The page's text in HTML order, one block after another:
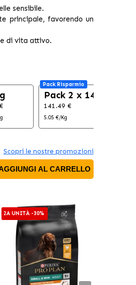
sensibile.
principale, favorendo un
di vita attivo.
Pack Risparmio
Pack 2 x 14 Kg
141.49 €
5.05 €/Kg
Scopri le nostre promozioni
AL CARRELLO
2A UNITÀ -30%